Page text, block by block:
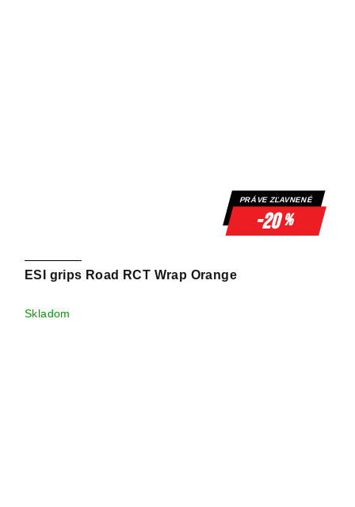
PRÁVE ZĽAVNENÉ
-20%
ESI grips Road RCT Wrap Orange
Skladom